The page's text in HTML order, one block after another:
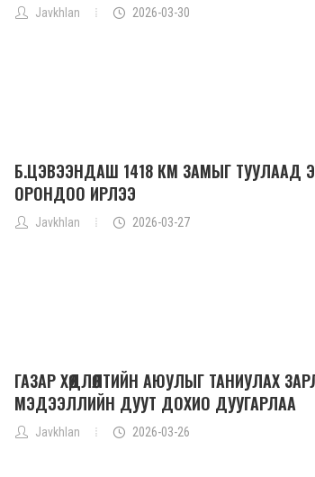
Javkhlan 2026-03-30
Б.ЦЭВЭЭНДАШ 1418 КМ ЗАМЫГ ТУУЛААД
ОРОНДОО ИРЛЭЭ
Javkhlan 2026-03-27
ГАЗАР ХӨДЛӨЛТИЙН АЮУЛЫГ ТАНИУЛАХ
МЭДЭЭЛЛИЙН ДУУТ ДОХИО ДУУГАРЛАА
Javkhlan 2026-03-26